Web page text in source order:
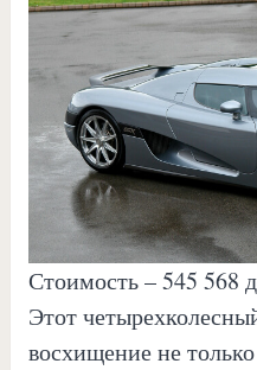
Стоимость – 545 568
Этот
восхищение не